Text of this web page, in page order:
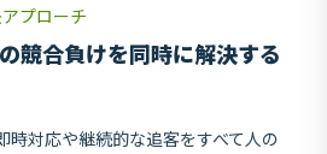
プローチ
競合負けを同時に解決する
時対応や継続的な追客をすべて人の